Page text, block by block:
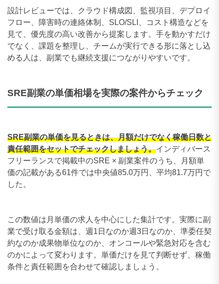
設計レビューでは、クラウド構成図、監視項目、デプロイ
フロー、障害時の連絡体制、SLO/SLI、コスト構造などを
見て、優先度の高い改善から提案します。手を動かすだけ
でなく、課題を整理し、チームが実行できる形に落とし込
める人は、副業でも継続支援につながりやすいです。
SRE副業の単価相場を実際の案件からチェック
SRE副業の単価を見るときは、月額だけでなく稼働日数と
責任範囲をセットでチェックしましょう。インディバース
フリーランスで掲載中のSRE × 副業案件のうち、月額単
価の記載がある61件では中央値85.0万円、平均81.7万円で
した。
この数値は月単価の求人を中心にした集計です。実際に副
業で受け取る金額は、週1日なのか週3日なのか、準委任契
約なのか成果物単位なのか、オンコールや緊急対応を含む
のかによって変わります。単価だけを見て判断せず、稼働
条件と責任範囲を合わせて確認しましょう。